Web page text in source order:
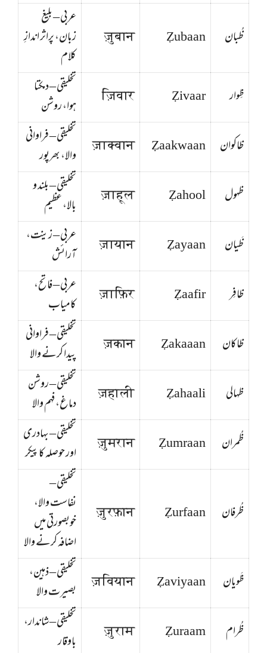
ظُبان Ẓubaan
ज़ुबान
عربی – بلیغ
زبان، پراثر اندازِ
کلام
ظِوار
Ẓivaar
ज़िवार
تخلیقی – دمکتا
ہوا، روشن
ظاکوان
Ẓaakwaan
ज़ाक्वान
تخلیقی – فراوانی
والا، بھرپور
ظہول
Ẓahool
ज़ाहूल
تخلیقی – بلند و
بالا، عظیم
ظَیان
Ẓayaan
ज़ायान
عربی – زینت،
آرائش
ظافِر
Ẓaafir
ज़ाफ़िर
عربی – فاتح،
کامیاب
ظاکان
Ẓakaaan
ज़कान
تخلیقی – فراوانی
پیدا کرنے والا
ظہالی
Ẓahaali
ज़हाली
تخلیقی – روشن
دماغ، فہم والا
ظُمران
Ẓumraan
ज़ुमरान
تخلیقی – بہادری
اور حوصلہ کا پیکر
ظُرفان Ẓurfaan
ज़ुरफ़ान
تخلیقی –
نفاست والا،
خوبصورتی میں
اضافہ کرنے والا
ظَویان
Ẓaviyaan
ज़वियान
تخلیقی – ذہین،
بصیرت والا
ظُرام
Ẓuraam
ज़ुराम
تخلیقی – شاندار،
باوقار